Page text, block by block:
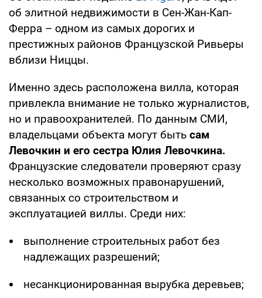
об элитной недвижимости в Сен-Жан-Кап-
Ферра – одном из самых дорогих и
престижных районов Французской Ривьеры
вблизи Ниццы.
Именно здесь расположена вилла, которая
привлекла внимание не только журналистов,
но и правоохранителей. По данным СМИ,
владельцами объекта могут быть сам
Левочкин и его сестра Юлия Левочкина.
Французские следователи проверяют сразу
несколько возможных правонарушений,
связанных со строительством и
эксплуатацией виллы. Среди них:
выполнение строительных работ без
надлежащих разрешений;
несанкционированная вырубка деревьев;